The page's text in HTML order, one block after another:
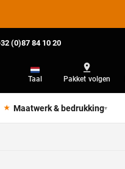
(0)87 84 10 20
Taal Pakket volgen
Maatwerk & bedrukking▾